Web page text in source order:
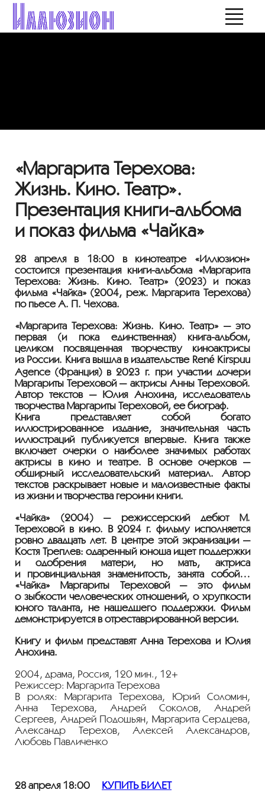
«Маргарита Терехова:
Жизнь. Кино. Театр».
Презентация книги-альбома
и показ фильма «Чайка»
28 апреля в 18:00 в кинотеатре «Иллюзион»
состоится презентация книги-альбома «Маргарита
Терехова: Жизнь. Кино. Театр» (2023) и показ
фильма «Чайка» (2004, реж. Маргарита Терехова)
по пьесеА. П. Чехова.
«Маргарита Терехова: Жизнь. Кино. Театр» — это
первая (и пока единственная) книга-альбом,
целиком посвященная творчеству киноактрисы
из России. Книга вышла в издательстве René Kirspuu
Agence (Франция) в 2023 г. при участии дочери
Маргариты Тереховой — актрисы Анны Тереховой.
Автор текстов — Юлия Анохина, исследователь
творчества Маргариты Тереховой, ее биограф.
Книга представляет собой богато
иллюстрированное издание, значительная часть
иллюстраций публикуется впервые. Книга также
включает очерки о наиболее значимых работах
актрисы в кино и театре. В основе очерков —
обширный исследовательский материал. Автор
текстов раскрывает новые и малоизвестные факты
из жизни и творчества героини книги.
«Чайка» (2004) — режиссерский дебют М.
Тереховой в кино. В 2024 г. фильму исполняется
ровно двадцать лет. В центре этой экранизации —
Костя Треплев: одарённый юноша ищет поддержки
и одобрения матери, но мать, актриса
и провинциальная знаменитость, занята собой…
«Чайка» Маргариты Тереховой — это фильм
о зыбкости человеческих отношений, о хрупкости
юного таланта, не нашедшего поддержки. Фильм
демонстрируется в отреставрированной версии.
Книгу и фильм представят Анна Терехова и Юлия
Анохина.
2004, драма, Россия, 120 мин., 12+
Режиссер: Маргарита Терехова
В ролях: Маргарита Терехова, Юрий Соломин,
Анна Терехова, Андрей Соколов, Андрей
Сергеев, Андрей Подошьян, Маргарита Сердцева,
Александр Терехов, Алексей Александров,
Любовь Павличенко
28 апреля 18:00 КУПИТЬ БИЛЕТ